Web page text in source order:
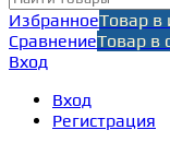
ИзбранноеТовар в
СравнениеТовар в
Вход
Вход
Регистрация